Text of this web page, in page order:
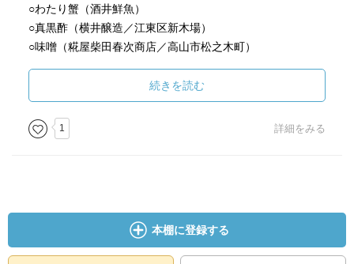
○わたり蟹（酒井鮮魚）
○真黒酢（横井醸造／江東区新木場）
○味噌（糀屋柴田春次商店／高山市松之木町）
○無添加玄米酢（みふね酢醸造元／三重県紀宝町）
○手羽先のふかひれ詰め（新亞飯店／千駄ヶ谷）
○にしん山椒漬（会津二丸屋／会津市）
○プラリーヌ（オーボンヴュータン／等々力）
○抹茶・祥の昔（中村藤吉本店／京都宇治市）
○京番茶（竹村玉翠園本舗／京都市左京区）
続きを読む
1 詳細をみる
本棚に登録する